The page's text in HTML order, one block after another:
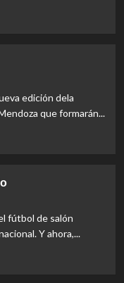
edición dela
que formarán...
fútbol de salón
Y ahora,...